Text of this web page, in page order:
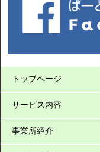
トップページ
サービス内容
事業所紹介